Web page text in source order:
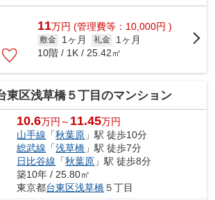
11万円 (管理費等：10,000円 )
敷金 1ヶ月 礼金
1ヶ月
10階 / 1K / 25.42㎡
東区浅草橋５丁目のマンション
10.6万円～ 11.45万円
山手線 「秋葉原 」駅 徒歩10分
総武線 「浅草橋 」駅 徒歩7分
日比谷線 「秋葉原 」駅 徒歩8分
築10年 / 25.80㎡
東京都台東区浅草橋５丁目